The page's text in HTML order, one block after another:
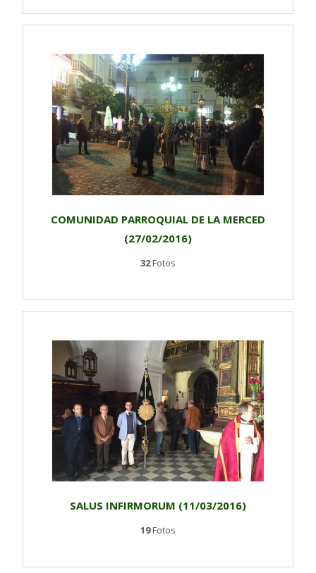
COMUNIDAD PARROQUIAL DE LA MERCED
(27/02/2016)
32Fotos
SALUS INFIRMORUM (11/03/2016)
19Fotos